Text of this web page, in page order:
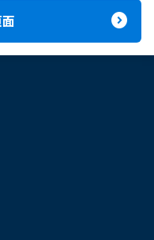
expand_circle_right